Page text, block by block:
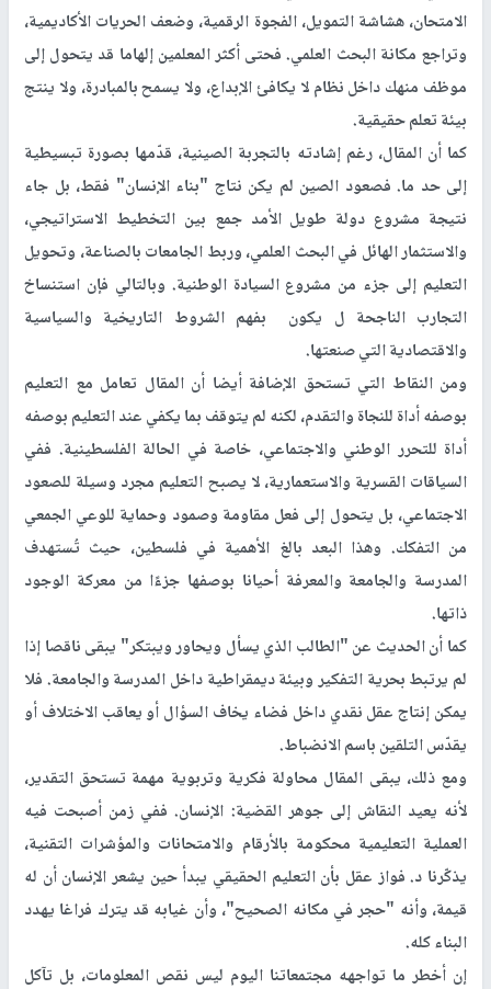
الامتحان، هشاشة التمويل، الفجوة الرقمية، وضعف الحريات الأكاديمية،
وتراجع مكانة البحث العلمي. فحتى أكثر المعلمين إلهاما قد يتحول إلى
موظف منهك داخل نظام لا يكافئ الإبداع، ولا يسمح بالمبادرة، ولا ينتج
بيئة تعلم حقيقية.
كما أن المقال، رغم إشادته بالتجربة الصينية، قدّمها بصورة تبسيطية
إلى حد ما. فصعود الصين لم يكن نتاج "بناء الإنسان" فقط، بل جاء
نتيجة مشروع دولة طويل الأمد جمع بين التخطيط الاستراتيجي،
والاستثمار الهائل في البحث العلمي، وربط الجامعات بالصناعة، وتحويل
التعليم إلى جزء من مشروع السيادة الوطنية. وبالتالي فإن استنساخ
التجارب الناجحة ل يكون بفهم الشروط التاريخية والسياسية
والاقتصادية التي صنعتها.
ومن النقاط التي تستحق الإضافة أيضا أن المقال تعامل مع التعليم
بوصفه أداة للنجاة والتقدم، لكنه لم يتوقف بما يكفي عند التعليم بوصفه
أداة للتحرر الوطني والاجتماعي، خاصة في الحالة الفلسطينية. ففي
السياقات القسرية والاستعمارية، لا يصبح التعليم مجرد وسيلة للصعود
الاجتماعي، بل يتحول إلى فعل مقاومة وصمود وحماية للوعي الجمعي
من التفكك. وهذا البعد بالغ الأهمية في فلسطين، حيث تُستهدف
المدرسة والجامعة والمعرفة أحيانا بوصفها جزءًا من معركة الوجود
ذاتها.
كما أن الحديث عن "الطالب الذي يسأل ويحاور ويبتكر" يبقى ناقصا إذا
لم يرتبط بحرية التفكير وبيئة ديمقراطية داخل المدرسة والجامعة. فلا
يمكن إنتاج عقل نقدي داخل فضاء يخاف السؤال أو يعاقب الاختلاف أو
يقدّس التلقين باسم الانضباط.
ومع ذلك، يبقى المقال محاولة فكرية وتربوية مهمة تستحق التقدير،
لأنه يعيد النقاش إلى جوهر القضية: الإنسان. ففي زمن أصبحت فيه
العملية التعليمية محكومة بالأرقام والامتحانات والمؤشرات التقنية،
يذكّرنا د. فواز عقل بأن التعليم الحقيقي يبدأ حين يشعر الإنسان أن له
قيمة، وأنه "حجر في مكانه الصحيح"، وأن غيابه قد يترك فراغا يهدد
البناء كله.
إن أخطر ما تواجهه مجتمعاتنا اليوم ليس نقص المعلومات، بل تآكل